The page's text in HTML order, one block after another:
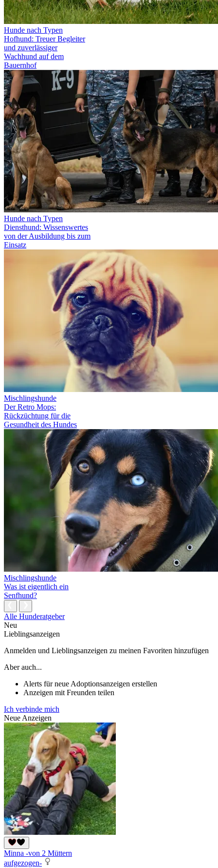
Hunde nach Typen
Hofhund: Treuer Begleiter
und zuverlässiger
Wachhund auf dem
Bauernhof
Hunde nach Typen
Diensthund: Wissenswertes
von der Ausbildung bis zum
Einsatz
Mischlingshunde
Der Retro Mops:
Rückzüchtung für die
Gesundheit des Hundes
Mischlingshunde
Was ist eigentlich ein
Senfhund?
Alle Hunderatgeber
Neu
Lieblingsanzeigen
Anmelden und Lieblingsanzeigen zu meinen Favoriten hinzufügen
Aber auch...
Alerts für neue Adoptionsanzeigen erstellen
Anzeigen mit Freunden teilen
Ich verbinde mich
Neue Anzeigen
Minna -von 2 Müttern
aufgezogen-